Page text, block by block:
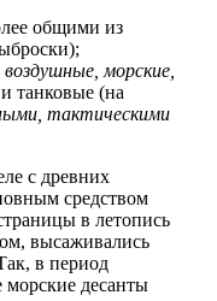
общими из
воздушные, морские,
танковые (на
тактическими
с древних
средством
в летопись
высаживались
в период
десанты